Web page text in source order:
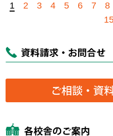
1 2 3 4 5 6 7 8